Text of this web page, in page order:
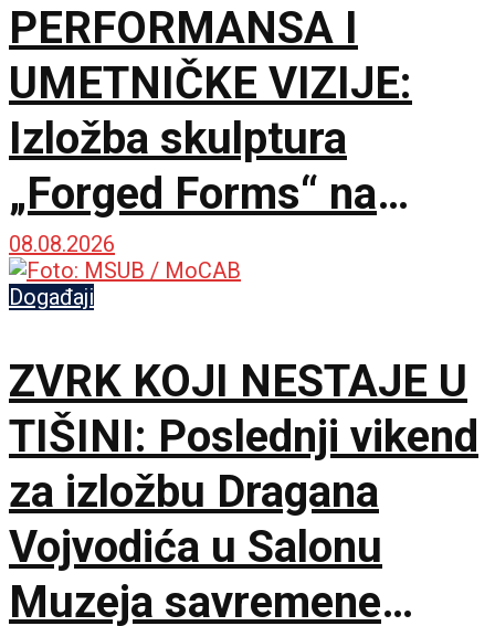
PERFORMANSA I
UMETNIČKE VIZIJE:
Izložba skulptura
„Forged Forms“ na
Zlatiboru
08.08.2026
Događaji
ZVRK KOJI NESTAJE U
TIŠINI: Poslednji vikend
za izložbu Dragana
Vojvodića u Salonu
Muzeja savremene